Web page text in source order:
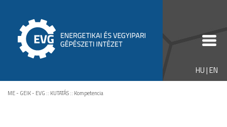
HU|EN
ME - GEIK - EVG :: KUTATÁS:: Kompetencia